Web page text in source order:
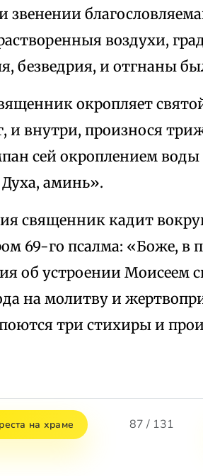
воздухи,
безведрия, и отгнаны
окропляет
и внутри, произнося
сей окроплением
аминь».
священник кадит
69-го псалма: «Боже,
об устроении Моисеем
на молитву и
три стихиры и
на храме 87 / 131